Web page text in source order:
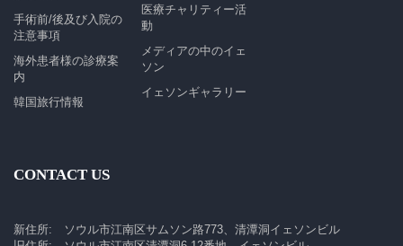
手術前/後及び入院の
注意事項
海外患者様の診療案
内
韓国旅行情報
医療チャリティー活
動
メディアの中のイェ
ソン
イェソンギャラリー
CONTACT US
新住所: ソウル市江南区サムソン路773、清潭洞イェソンビル